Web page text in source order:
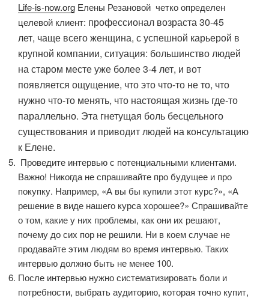
Life-is-now.org Елены Резановой четко определен
целевой клиент: профессионал возраста 30-45
лет, чаще всего женщина, с успешной карьерой в
крупной компании, ситуация: большинство людей
на старом месте уже более 3-4 лет, и вот
появляется ощущение, что это что-то не то, что
нужно что-то менять, что настоящая жизнь где-то
параллельно. Эта гнетущая боль бесцельного
существования и приводит людей на консультацию
к Елене.
Проведите интервью с потенциальными клиентами.
Важно! Никогда не спрашивайте про будущее и про
покупку. Например, «А вы бы купили этот курс?», «А
решение в виде нашего курса хорошее?» Спрашивайте
о том, какие у них проблемы, как они их решают,
почему до сих пор не решили. Ни в коем случае не
продавайте этим людям во время интервью. Таких
интервью должно быть не менее 100.
После интервью нужно систематизировать боли и
потребности, выбрать аудиторию, которая точно купит,